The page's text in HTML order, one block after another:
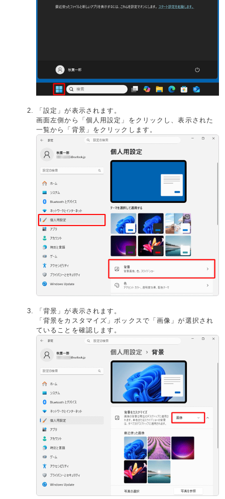
「設定」が表示されます。
画面左側から「個人用設定」をクリックし、表示された
一覧から「背景」をクリックします。
「背景」が表示されます。
「背景をカスタマイズ」ボックスで「画像」が選択され
ていることを確認します。